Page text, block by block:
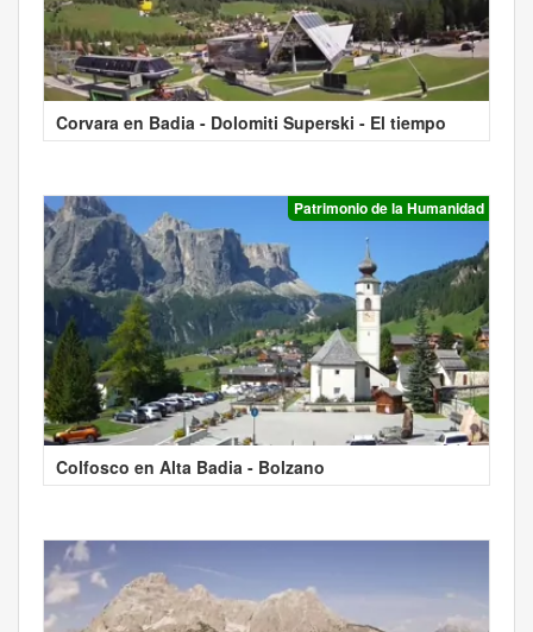
Corvara en Badia - Dolomiti Superski - El tiempo
Patrimonio de la Humanidad
Colfosco en Alta Badia - Bolzano